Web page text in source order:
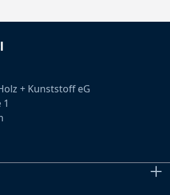
+ Kunststoff eG